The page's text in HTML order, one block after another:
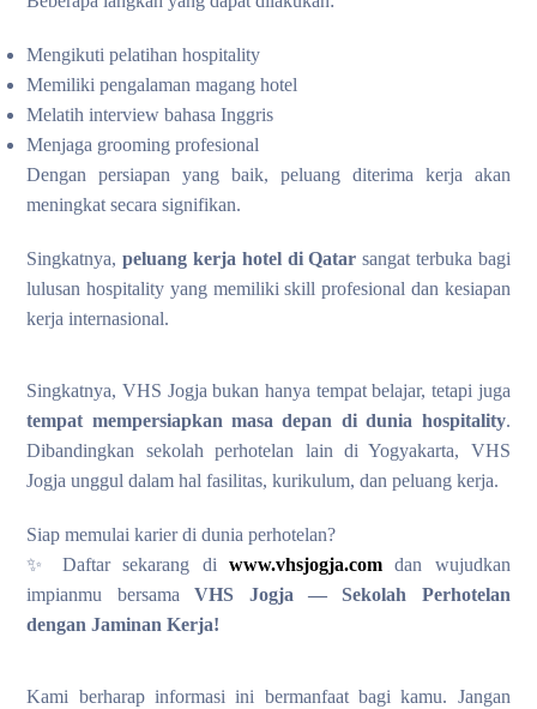
Mengikuti pelatihan hospitality
Memiliki pengalaman magang hotel
Melatih interview bahasa Inggris
Menjaga grooming profesional
Dengan persiapan yang baik, peluang diterima kerja akan
meningkat secara signifikan.
Singkatnya,peluang kerja hotel di Qatar sangat terbuka bagi
lulusan hospitality yang memiliki skill profesional dan kesiapan
kerja internasional.
Singkatnya, VHS Jogja bukan hanya tempat belajar, tetapi juga
tempat mempersiapkan masa depan di dunia hospitality.
Dibandingkan sekolah perhotelan lain di Yogyakarta, VHS
Jogja unggul dalam hal fasilitas, kurikulum, dan peluang kerja.
Siap memulai karier di dunia perhotelan?
✨ Daftar sekarang di www.vhsjogja.comdan wujudkan
impianmu bersamaVHS Jogja — Sekolah Perhotelan
dengan Jaminan Kerja!
Kami berharap informasi ini bermanfaat bagi kamu. Jangan